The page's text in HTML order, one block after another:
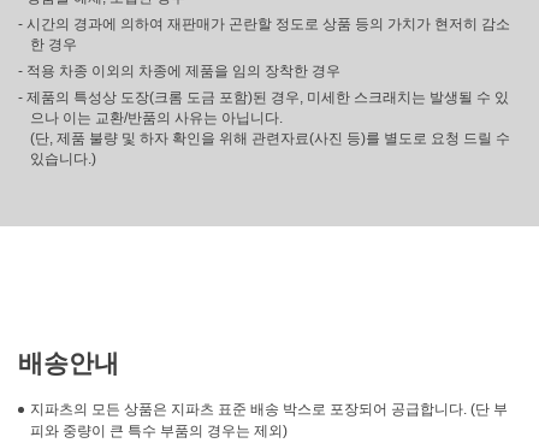
- 시간의 경과에 의하여 재판매가 곤란할 정도로 상품 등의 가치가 현저히 감소
한 경우
- 적용 차종 이외의 차종에 제품을 임의 장착한 경우
- 제품의 특성상 도장(크롬 도금 포함)된 경우, 미세한 스크래치는 발생될 수 있
으나 이는 교환/반품의 사유는 아닙니다.
(단, 제품 불량 및 하자 확인을 위해 관련자료(사진 등)를 별도로 요청 드릴 수
있습니다.)
배송안내
지파츠의 모든 상품은 지파츠 표준 배송 박스로 포장되어 공급합니다. (단 부
피와 중량이 큰 특수 부품의 경우는 제외)